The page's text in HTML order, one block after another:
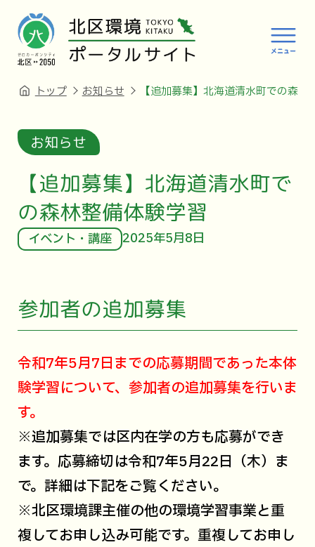
トップ お知らせ 【追加募集】北海道清水町での森林
お知らせ
【追加募集】北海道清水町で
の森林整備体験学習
イベント・講座 2025年5月8日
参加者の追加募集
令和7年5月7日までの応募期間であった本体
験学習について、参加者の追加募集を行いま
す。
※追加募集では区内在学の方も応募ができ
ます。応募締切は令和7年5月22日（木）ま
で。詳細は下記をご覧ください。
※北区環境課主催の他の環境学習事業と重
複してお申し込み可能です。重複してお申し